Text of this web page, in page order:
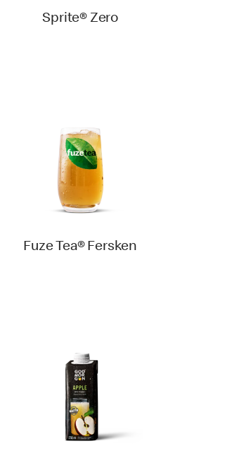
Sprite® Zero
Fuze Tea® Fersken